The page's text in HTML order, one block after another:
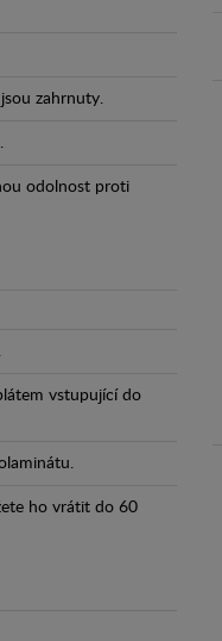
zahrnuty.
odolnost proti
vstupující do
ho vrátit do 60